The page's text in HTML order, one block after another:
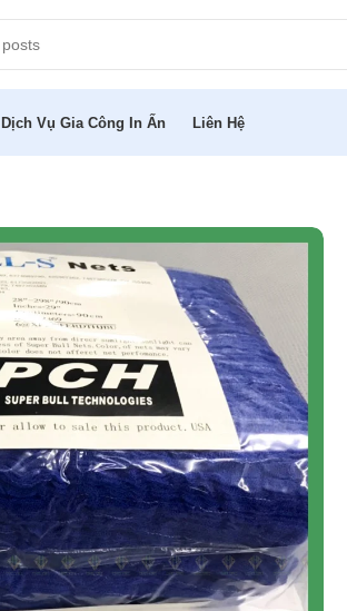
Dịch Vụ Gia Công In Ấn Liên Hệ